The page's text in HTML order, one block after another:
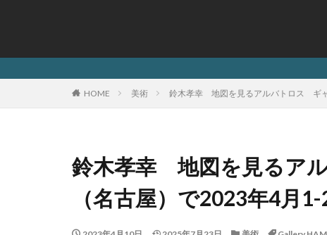
HOME 美術 鈴木孝幸 地図を見るアルバトロス ギ
鈴木孝幸 地図を見るア
（名古屋）で2023年4月1-